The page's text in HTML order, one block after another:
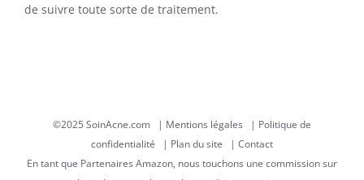
de suivre toute sorte de traitement.
©2025 SoinAcne.com | Mentions légales | Politique de
confidentialité | Plan du site | Contact
En tant que Partenaires Amazon, nous touchons une commission sur